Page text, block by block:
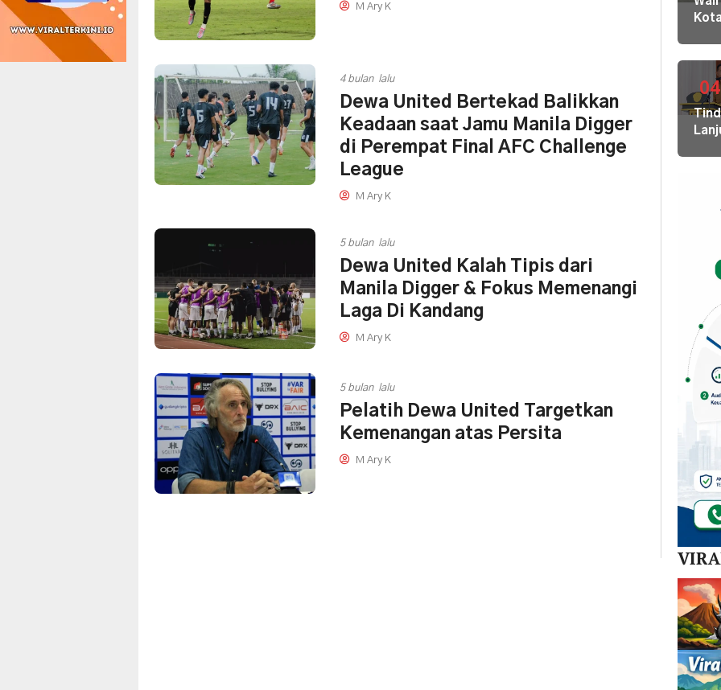
M Ary K
4 bulan lalu
Dewa United Bertekad Balikkan
Keadaan saat Jamu Manila Digger
di Perempat Final AFC Challenge
League
M Ary K
5 bulan lalu
Dewa United Kalah Tipis dari
Manila Digger & Fokus Memenangi
Laga Di Kandang
M Ary K
5 bulan lalu
Pelatih Dewa United Targetkan
Kemenangan atas Persita
M Ary K
Kota
ke
04
di 10